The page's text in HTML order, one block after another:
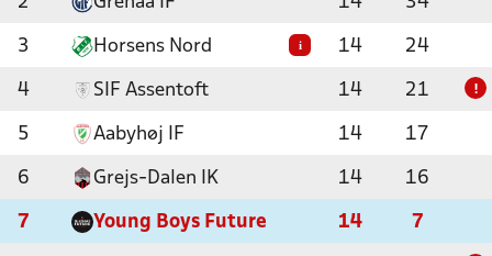
3 Horsens Nord i 14 24
4 SIF Assentoft 14 21 !
5 Aabyhøj IF 14 17
6 Grejs-Dalen IK 14 16
7 Young Boys Future 14 7